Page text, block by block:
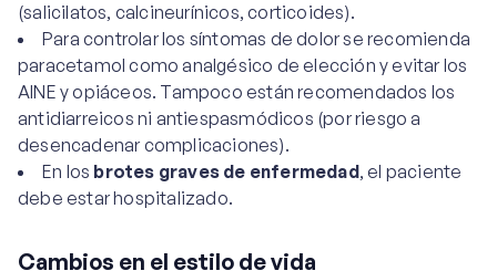
(salicilatos, calcineurínicos, corticoides).
Para controlar los síntomas de dolor se recomienda
paracetamol como analgésico de elección y evitar los
AINE y opiáceos. Tampoco están recomendados los
antidiarreicos ni antiespasmódicos (por riesgo a
desencadenar complicaciones).
En los brotes graves de enfermedad, el paciente
debe estar hospitalizado.
Cambios en el estilo de vida